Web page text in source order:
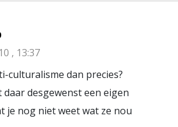
, 13:37
culturalisme dan precies?
desgewenst een eigen
je nog niet weet wat ze nou